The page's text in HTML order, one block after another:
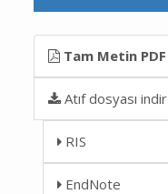
Tam Metin PDF
Atıf dosyası indir
RIS
EndNote